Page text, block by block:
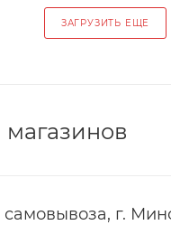
ЗАГРУЗИТЬ ЕЩЕ
самовывоза, г.